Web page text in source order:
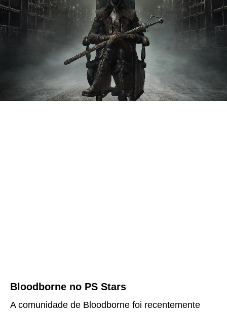
Bloodborne no PS Stars
A comunidade de Bloodborne foi recentemente